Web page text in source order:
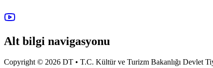
Alt bilgi navigasyonu
Copyright © 2026 DT • T.C. Kültür ve Turizm Bakanlığı Devlet